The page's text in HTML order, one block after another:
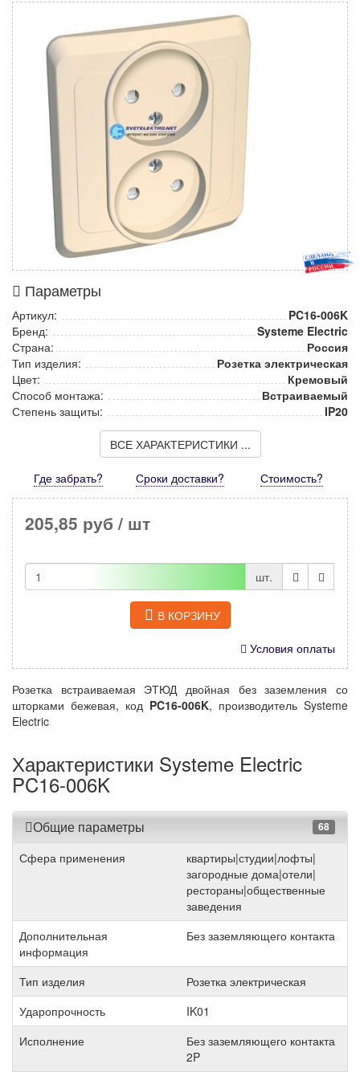
Параметры
Артикул:
PC16-006K
Бренд:
Systeme Electric
Страна:
Россия
Тип изделия:
Розетка электрическая
Цвет:
Кремовый
Способ монтажа:
Встраиваемый
Степень защиты:
IP20
ВСЕ ХАРАКТЕРИСТИКИ ...
Где забрать? Сроки доставки? Стоимость?
205,85 руб / шт
шт.
В КОРЗИНУ
Условия оплаты
Розетка встраиваемая ЭТЮД двойная без заземления со
шторками бежевая, код PC16-006K, производитель Systeme
Electric
Характеристики Systeme Electric
PC16-006K
Общие параметры 68
Сфера применения
квартиры|студии|лофты|
загородные дома|отели|
рестораны|общественные
заведения
Дополнительная
информация
Без заземляющего контакта
Тип изделия
Розетка электрическая
Ударопрочность
IK01
Исполнение
Без заземляющего контакта
2P